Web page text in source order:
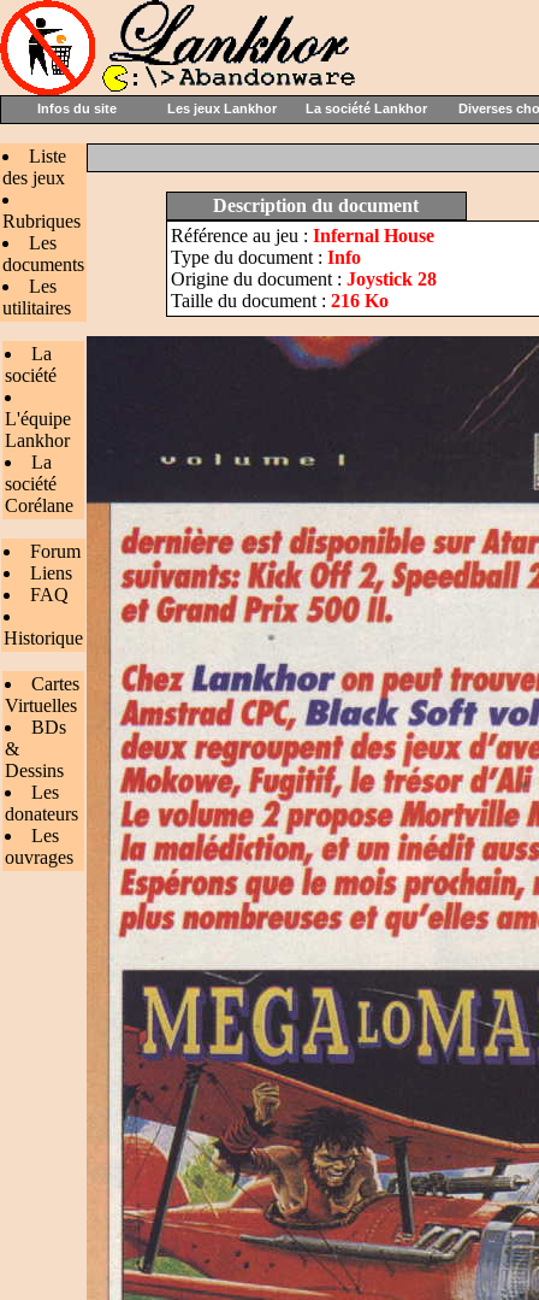
Infos du site Les jeux Lankhor La société Lankhor Diverses
Liste
des jeux
Rubriques
Les
documents
Les
utilitaires
La
société
L'équipe
Lankhor
La
société
Corélane
Forum
Liens
FAQ
Historique
Cartes
Virtuelles
BDs
&
Dessins
Les
donateurs
Les
ouvrages
Description du document
Référence au jeu : Infernal House
Type du document : Info
Origine du document : Joystick 28
Taille du document : 216 Ko